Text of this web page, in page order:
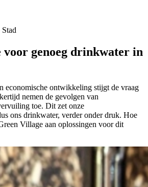
voor genoeg drinkwater in
economische ontwikkeling stijgt de vraag
nemen de gevolgen van
toe. Dit zet onze
ons drinkwater, verder onder druk. Hoe
Village aan oplossingen voor dit